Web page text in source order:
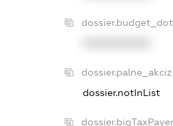
dossier.palne_akciz
dossier.notInList